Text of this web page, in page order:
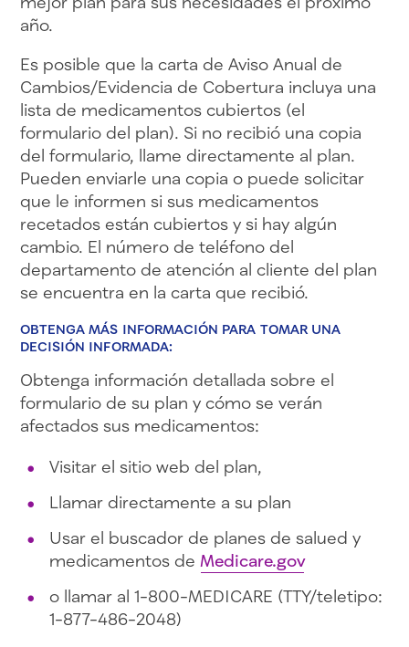
año.
Es posible que la carta de Aviso Anual de
Cambios/Evidencia de Cobertura incluya una
lista de medicamentos cubiertos (el
formulario del plan). Si no recibió una copia
del formulario, llame directamente al plan.
Pueden enviarle una copia o puede solicitar
que le informen si sus medicamentos
recetados están cubiertos y si hay algún
cambio. El número de teléfono del
departamento de atención al cliente del plan
se encuentra en la carta que recibió.
OBTENGA MÁS INFORMACIÓN PARA TOMAR UNA
DECISIÓN INFORMADA:
Obtenga información detallada sobre el
formulario de su plan y cómo se verán
afectados sus medicamentos:
Visitar el sitio web del plan,
Llamar directamente a su plan
Usar el buscador de planes de salued y
medicamentos de Medicare.gov
o llamar al 1-800-MEDICARE (TTY/teletipo:
1-877-486-2048)